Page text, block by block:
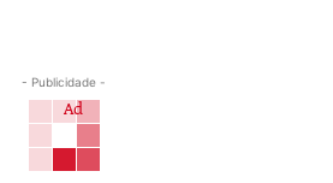
- Publicidade -